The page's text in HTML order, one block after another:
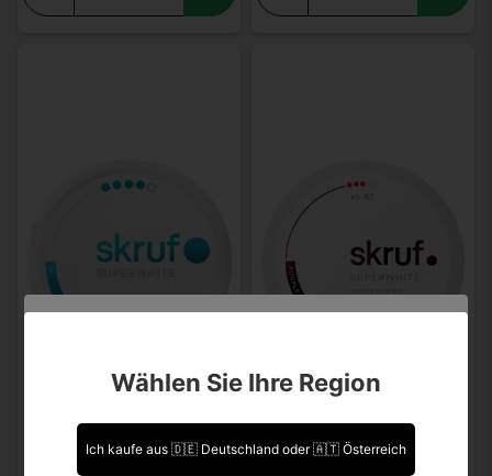
Leider können Sie Ihre Daten nicht selbst ändern.
Wählen Sie Ihre Region
Ich kaufe aus 🇩🇪 Deutschland oder 🇦🇹 Österreich